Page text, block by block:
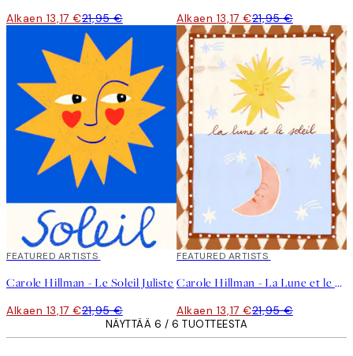
Alkaen 13,17 €21,95 € Alkaen 13,17 €21,95 €
40%*
FEATURED ARTISTS
Carole Hillman - Le Soleil Juliste
Alkaen 13,17 €21,95 €
40%*
FEATURED ARTISTS
Carole Hillman - La Lune et le Soleil Juliste
Alkaen 13,17 €21,95 €
NÄYTTÄÄ 6 / 6 TUOTTEESTA